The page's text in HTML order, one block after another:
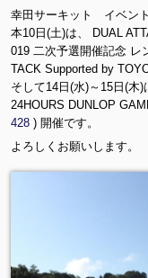
幸田サーキット イベン
本10日(土)は、 DUAL
019 二次予選開催記念 レ
TACK Supported by
そして14日(水)～15日(木
24HOURS DUNLOP
428 ) 開催です。
よろしくお願いします。